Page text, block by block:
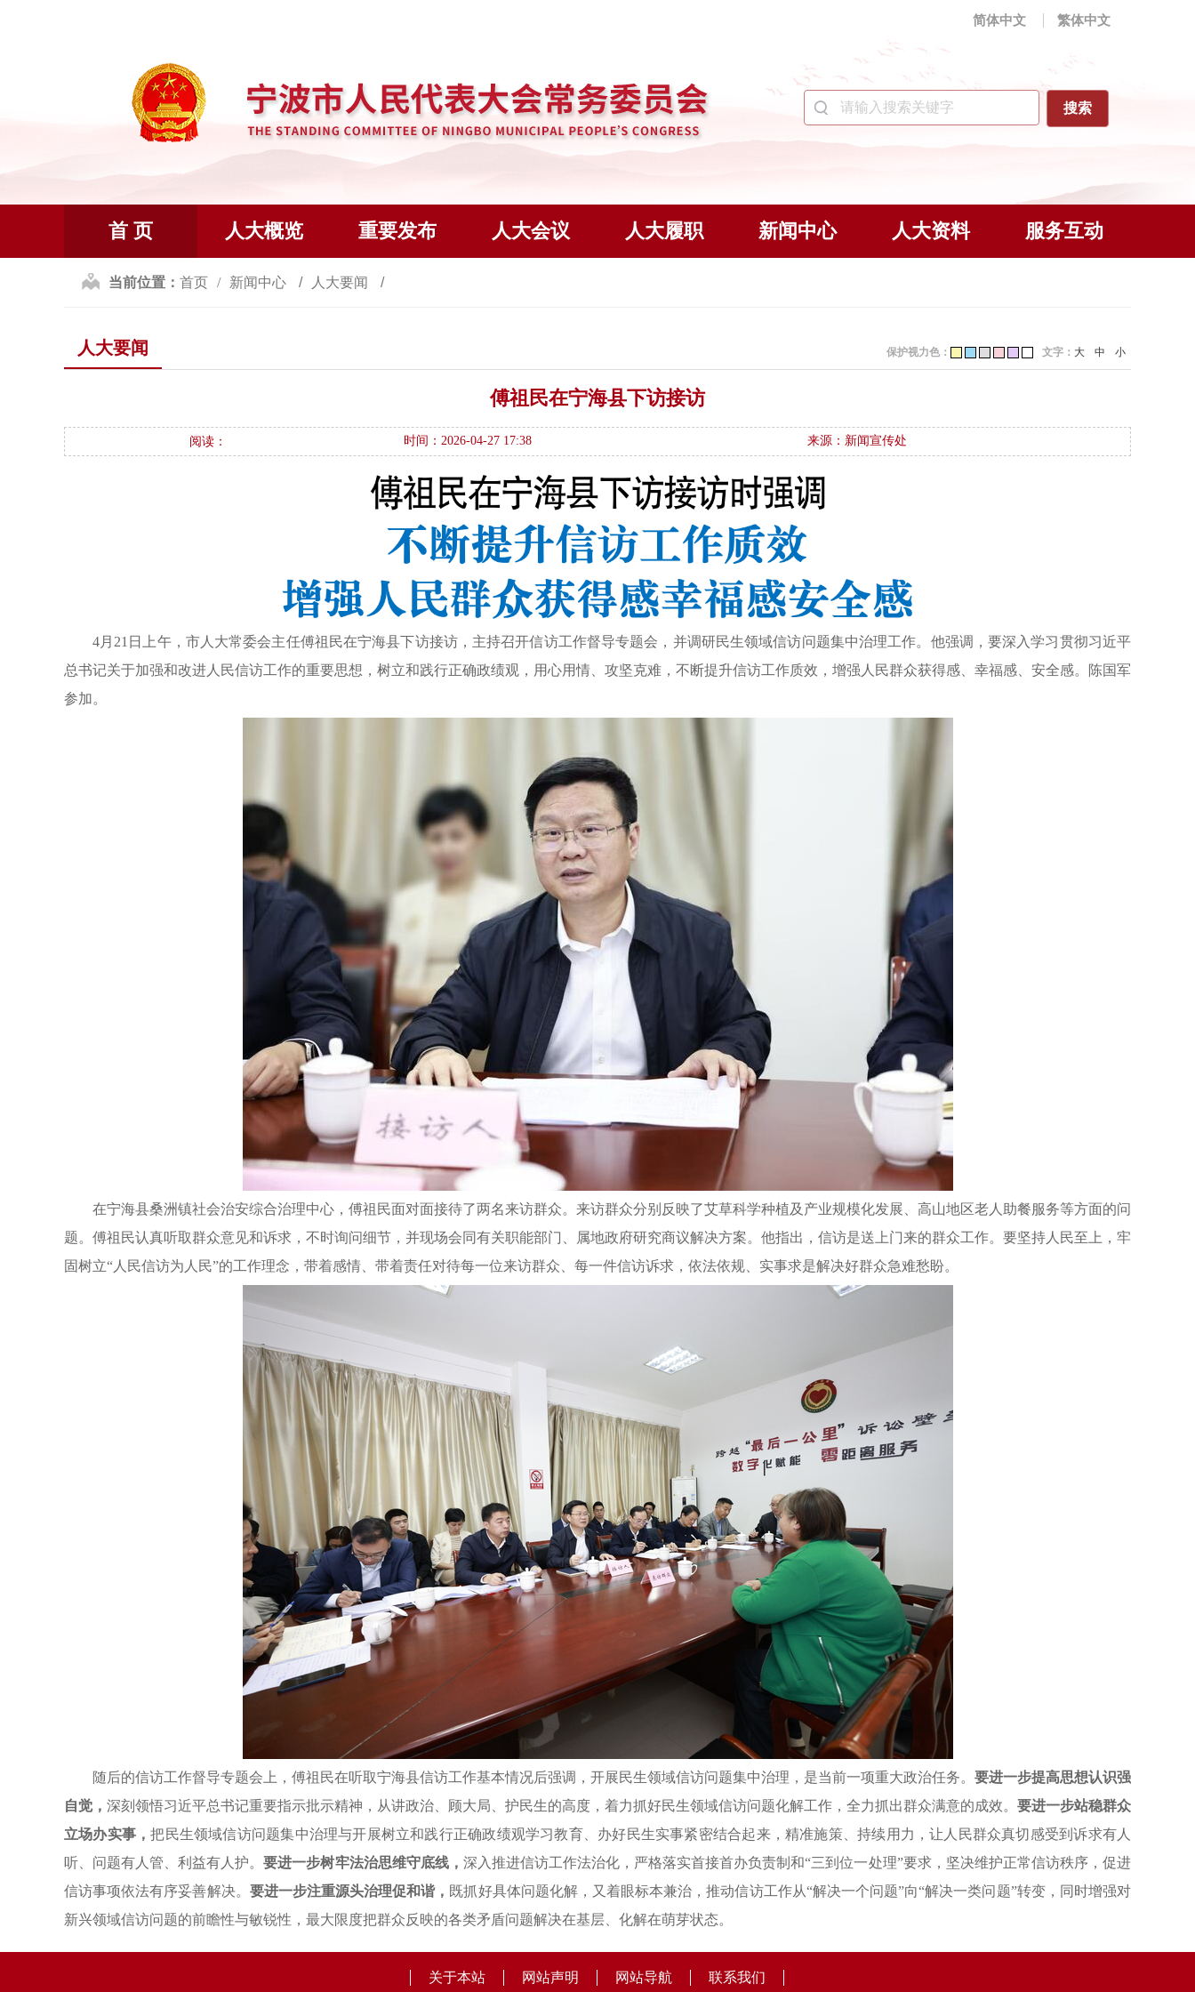
简体中文 繁体中文
首 页 人大概览 重要发布 人大会议 人大履职 新闻中心 人大资料 服务互动
当前位置： 首页 新闻中心 人大要闻
人大要闻 文字： 大 中 小
保护视力色：
傅祖民在宁海县下访接访
阅读： 时间：2026-04-27 17:38 来源：新闻宣传处
4月21日上午，市人大常委会主任傅祖民在宁海县下访接访，主持召开信访工作督导专题会，并调研民生领域信访问题集中治理工作。他强调，要深入学习贯彻习近平
总书记关于加强和改进人民信访工作的重要思想，树立和践行正确政绩观，用心用情、攻坚克难，不断提升信访工作质效，增强人民群众获得感、幸福感、安全感。陈国军
参加。
在宁海县桑洲镇社会治安综合治理中心，傅祖民面对面接待了两名来访群众。来访群众分别反映了艾草科学种植及产业规模化发展、高山地区老人助餐服务等方面的问
题。傅祖民认真听取群众意见和诉求，不时询问细节，并现场会同有关职能部门、属地政府研究商议解决方案。他指出，信访是送上门来的群众工作。要坚持人民至上，牢
固树立“人民信访为人民”的工作理念，带着感情、带着责任对待每一位来访群众、每一件信访诉求，依法依规、实事求是解决好群众急难愁盼。
随后的信访工作督导专题会上，傅祖民在听取宁海县信访工作基本情况后强调，开展民生领域信访问题集中治理，是当前一项重大政治任务。 要进一步提高思想认识强
自觉， 深刻领悟习近平总书记重要指示批示精神，从讲政治、顾大局、护民生的高度，着力抓好民生领域信访问题化解工作，全力抓出群众满意的成效。 要进一步站稳群众
立场办实事，把民生领域信访问题集中治理与开展树立和践行正确政绩观学习教育、办好民生实事紧密结合起来，精准施策、持续用力，让人民群众真切感受到诉求有人
听、问题有人管、利益有人护。要进一步树牢法治思维守底线， 深入推进信访工作法治化，严格落实首接首办负责制和“三到位一处理”要求，坚决维护正常信访秩序，促进
信访事项依法有序妥善解决。 要进一步注重源头治理促和谐， 既抓好具体问题化解，又着眼标本兼治，推动信访工作从“解决一个问题”向“解决一类问题”转变，同时增强对
新兴领域信访问题的前瞻性与敏锐性，最大限度把群众反映的各类矛盾问题解决在基层、化解在萌芽状态。
关于本站 网站声明 网站导航 联系我们